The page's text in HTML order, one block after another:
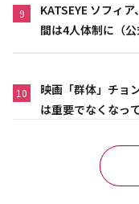
9
KATSEYE ソフィ
間は4人体制に（公
10
映画「群体」チョ
は重要でなくなっ